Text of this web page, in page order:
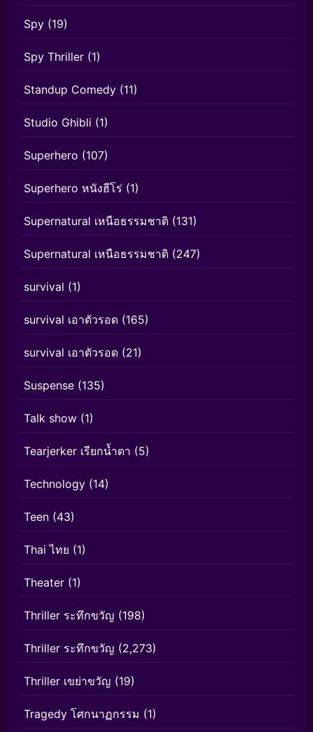
Spy (19)
Spy Thriller (1)
Standup Comedy (11)
Studio Ghibli (1)
Superhero (107)
Superhero หนังฮีโร่ (1)
Supernatural เหนือธรรมชาติ (131)
Supernatural เหนือธรรมชาติ (247)
survival (1)
survival เอาตัวรอด (165)
survival เอาตัวรอด (21)
Suspense (135)
Talk show (1)
Tearjerker เรียกน้ำตา (5)
Technology (14)
Teen (43)
Thai ไทย (1)
Theater (1)
Thriller ระทึกขวัญ (198)
Thriller ระทึกขวัญ (2,273)
Thriller เขย่าขวัญ (19)
Tragedy โศกนาฏกรรม (1)